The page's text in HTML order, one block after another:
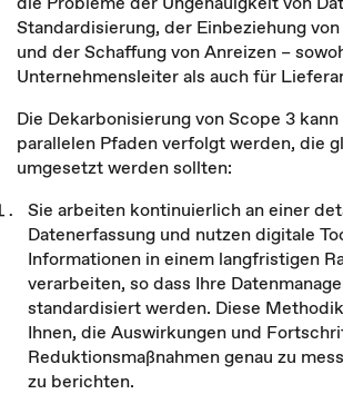
Standardisierung, der Einbeziehung
und der Schaffung von Anreizen –
Unternehmensleiter als auch für
Die Dekarbonisierung von Scope 3
parallelen Pfaden verfolgt werden, die
umgesetzt werden sollten:
Sie arbeiten kontinuierlich an einer
Datenerfassung und nutzen digitale
Informationen in einem langfristigen
verarbeiten, so dass Ihre
standardisiert werden. Diese
Ihnen, die Auswirkungen und
Reduktionsmaßnahmen genau zu
zu berichten.